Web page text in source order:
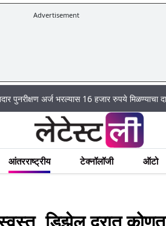
Advertisement
अर्ज भरल्यास 16 हजार रुपये मिळण्याचा दावा पूर्णपणे
आंतरराष्ट्रीय टेक्नॉलॉजी ऑटो